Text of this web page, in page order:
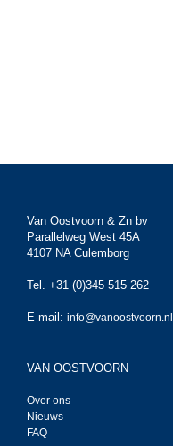
Van Oostvoorn & Zn bv
Parallelweg West 45A
4107 NA Culemborg
Tel. +31 (0)345 515 262
E-mail: info@vanoostvoorn.nl
VAN OOSTVOORN
Over ons
Nieuws
FAQ